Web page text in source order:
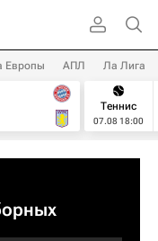
Европы АПЛ Ла Лига
Теннис
07.08 18:00